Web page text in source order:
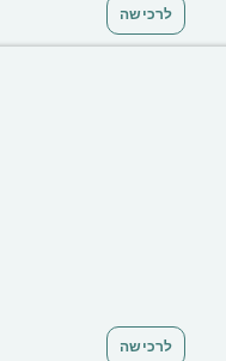
לרכישה
לרכישה